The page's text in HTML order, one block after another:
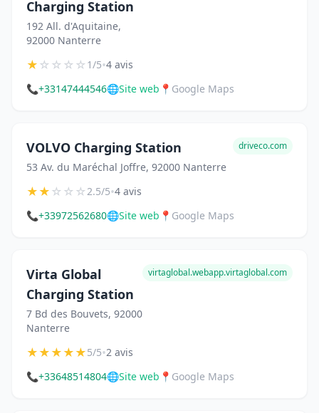
Charging Station
192 All. d'Aquitaine,
92000 Nanterre
★☆☆☆☆1/5•4 avis
📞+33147444546🌐Site web 📍 Google Maps
VOLVO Charging Station
53 Av. du Maréchal Joffre, 92000 Nanterre
driveco.com
★★☆☆☆2.5/5•4 avis
📞+33972562680🌐Site web 📍 Google Maps
Virta Global
Charging Station
7 Bd des Bouvets, 92000
Nanterre
virtaglobal.webapp.virtaglobal.com
★★★★★5/5•2 avis
📞+33648514804🌐Site web 📍 Google Maps